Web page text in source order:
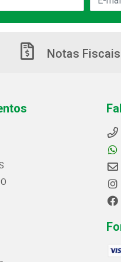
Notas Fiscais